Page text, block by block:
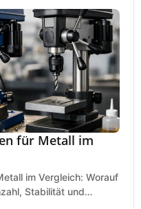
für Metall im
im Vergleich: Worauf
Stabilität und